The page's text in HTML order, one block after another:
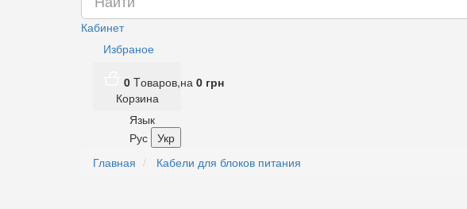
Кабинет
Избраное
0 Tоваров,на 0 грн
Корзина
Язык
Рус
Укр
Главная
Кабели для блоков питания